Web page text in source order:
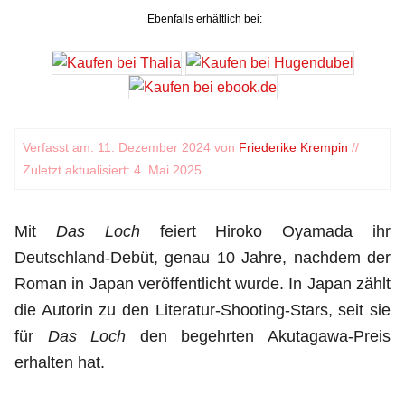
Ebenfalls erhältlich bei:
Verfasst am: 11. Dezember 2024 von Friederike Krempin //
Zuletzt aktualisiert: 4. Mai 2025
Mit Das Lochfeiert Hiroko Oyamada ihr
Deutschland-Debüt, genau 10 Jahre, nachdem der
Roman in Japan veröffentlicht wurde. In Japan zählt
die Autorin zu den Literatur-Shooting-Stars, seit sie
für Das Loch den begehrten Akutagawa-Preis
erhalten hat.